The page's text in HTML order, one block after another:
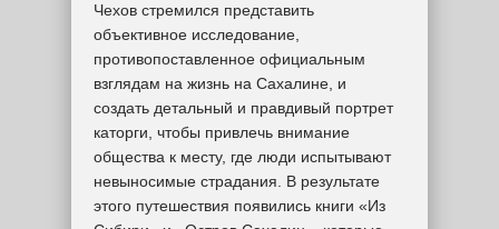
Чехов стремился представить
объективное исследование,
противопоставленное официальным
взглядам на жизнь на Сахалине, и
создать детальный и правдивый портрет
каторги, чтобы привлечь внимание
общества к месту, где люди испытывают
невыносимые страдания. В результате
этого путешествия появились книги «Из